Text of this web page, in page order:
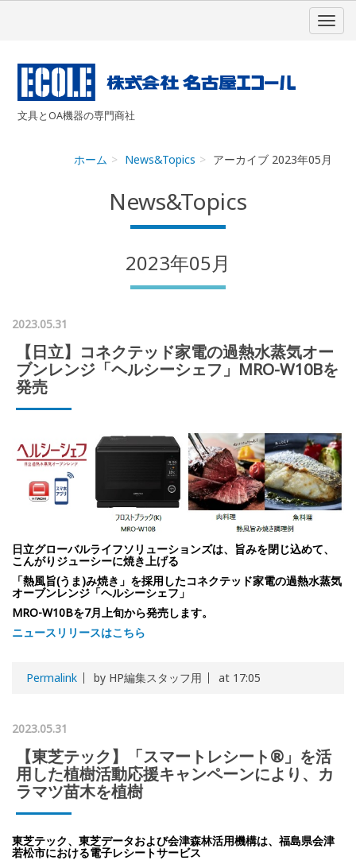
文具とOA機器の専門商社
ホーム News&Topics アーカイブ 2023年05月
News&Topics
2023年05月
2023.05.31
【日立】コネクテッド家電の過熱水蒸気オー
ブンレンジ「ヘルシーシェフ」MRO-W10Bを
発売
日立グローバルライフソリューションズは、旨みを閉じ込めて、
こんがりジューシーに焼き上げる
「熱風旨(うま)み焼き」を採用したコネクテッド家電の過熱水蒸気
オーブンレンジ「ヘルシーシェフ」
MRO-W10Bを7月上旬から発売します。
ニュースリリースはこちら
Permalink by HP編集スタッフ用 at 17:05
2023.05.31
【東芝テック】「スマートレシート®」を活
用した植樹活動応援キャンペーンにより、カ
ラマツ苗木を植樹
東芝テック、東芝データおよび会津森林活用機構は、福島県会津
若松市における電子レシートサービス